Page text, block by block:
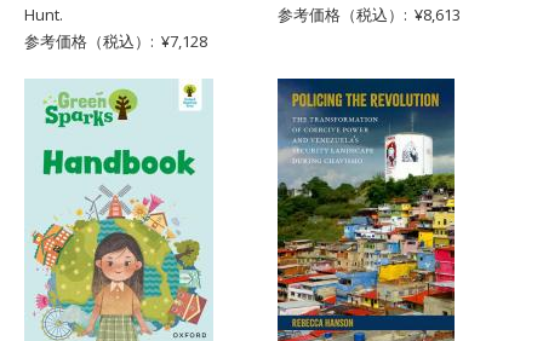
Hunt.
参考価格（税込）: ¥7,128
参考価格（税込）: ¥8,613